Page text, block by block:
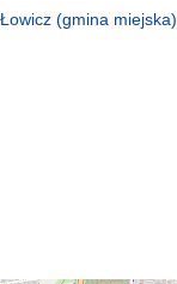
(gmina miejska)